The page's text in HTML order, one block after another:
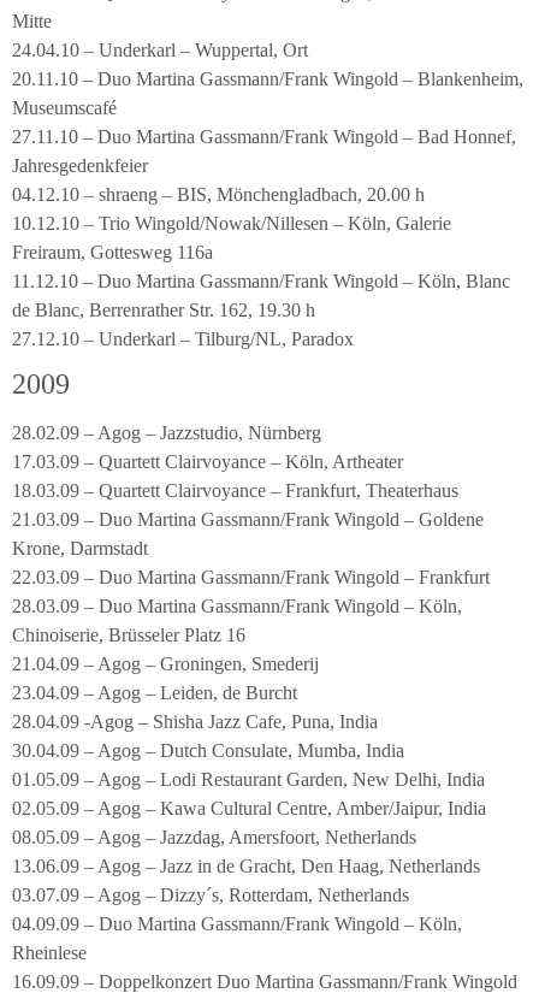
Mitte
24.04.10 – Underkarl – Wuppertal, Ort
20.11.10 – Duo Martina Gassmann/Frank Wingold – Blankenheim,
Museumscafé
27.11.10 – Duo Martina Gassmann/Frank Wingold – Bad Honnef,
Jahresgedenkfeier
04.12.10 – shraeng – BIS, Mönchengladbach, 20.00 h
10.12.10 – Trio Wingold/Nowak/Nillesen – Köln, Galerie
Freiraum, Gottesweg 116a
11.12.10 – Duo Martina Gassmann/Frank Wingold – Köln, Blanc
de Blanc, Berrenrather Str. 162, 19.30 h
27.12.10 – Underkarl – Tilburg/NL, Paradox
2009
28.02.09 – Agog – Jazzstudio, Nürnberg
17.03.09 – Quartett Clairvoyance – Köln, Artheater
18.03.09 – Quartett Clairvoyance – Frankfurt, Theaterhaus
21.03.09 – Duo Martina Gassmann/Frank Wingold – Goldene
Krone, Darmstadt
22.03.09 – Duo Martina Gassmann/Frank Wingold – Frankfurt
28.03.09 – Duo Martina Gassmann/Frank Wingold – Köln,
Chinoiserie, Brüsseler Platz 16
21.04.09 – Agog – Groningen, Smederij
23.04.09 – Agog – Leiden, de Burcht
28.04.09 -Agog – Shisha Jazz Cafe, Puna, India
30.04.09 – Agog – Dutch Consulate, Mumba, India
01.05.09 – Agog – Lodi Restaurant Garden, New Delhi, India
02.05.09 – Agog – Kawa Cultural Centre, Amber/Jaipur, India
08.05.09 – Agog – Jazzdag, Amersfoort, Netherlands
13.06.09 – Agog – Jazz in de Gracht, Den Haag, Netherlands
03.07.09 – Agog – Dizzy´s, Rotterdam, Netherlands
04.09.09 – Duo Martina Gassmann/Frank Wingold – Köln,
Rheinlese
16.09.09 – Doppelkonzert Duo Martina Gassmann/Frank Wingold